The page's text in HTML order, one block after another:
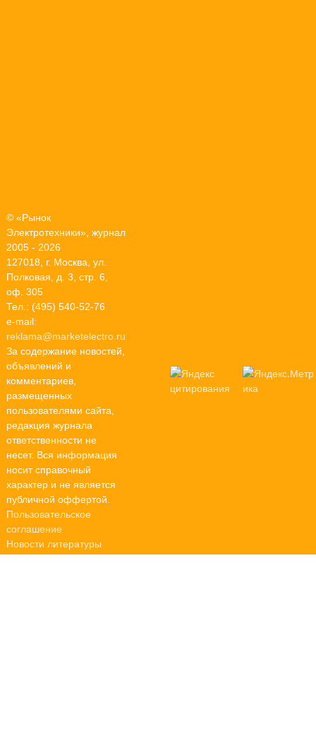
© «Рынок
Электротехники», журнал
2005 - 2026
127018, г. Москва, ул.
Полковая, д. 3, стр. 6,
оф. 305
Тел.: (495) 540-52-76
e-mail:
reklama@marketelectro.ru
За содержание новостей,
объявлений и
комментариев,
размещенных
пользователями сайта,
редакция журнала
ответственности не
несет. Вся информация
носит справочный
характер и не является
публичной оффертой.
Пользовательское
соглашение
Новости литературы